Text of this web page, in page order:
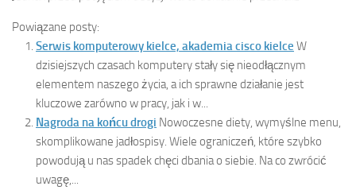
Powiązane posty:
Serwis komputerowy kielce, akademia cisco kielce W
dzisiejszych czasach komputery stały się nieodłącznym
elementem naszego życia, a ich sprawne działanie jest
kluczowe zarówno w pracy, jak i w...
Nagroda na końcu drogi Nowoczesne diety, wymyślne menu,
skomplikowane jadłospisy. Wiele ograniczeń, które szybko
powodują u nas spadek chęci dbania o siebie. Na co zwrócić
uwagę,...